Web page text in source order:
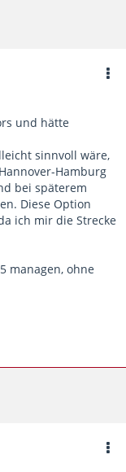
und hätte
sinnvoll wäre,
Hamburg
bei späterem
Diese Option
ich mir die Strecke
managen, ohne